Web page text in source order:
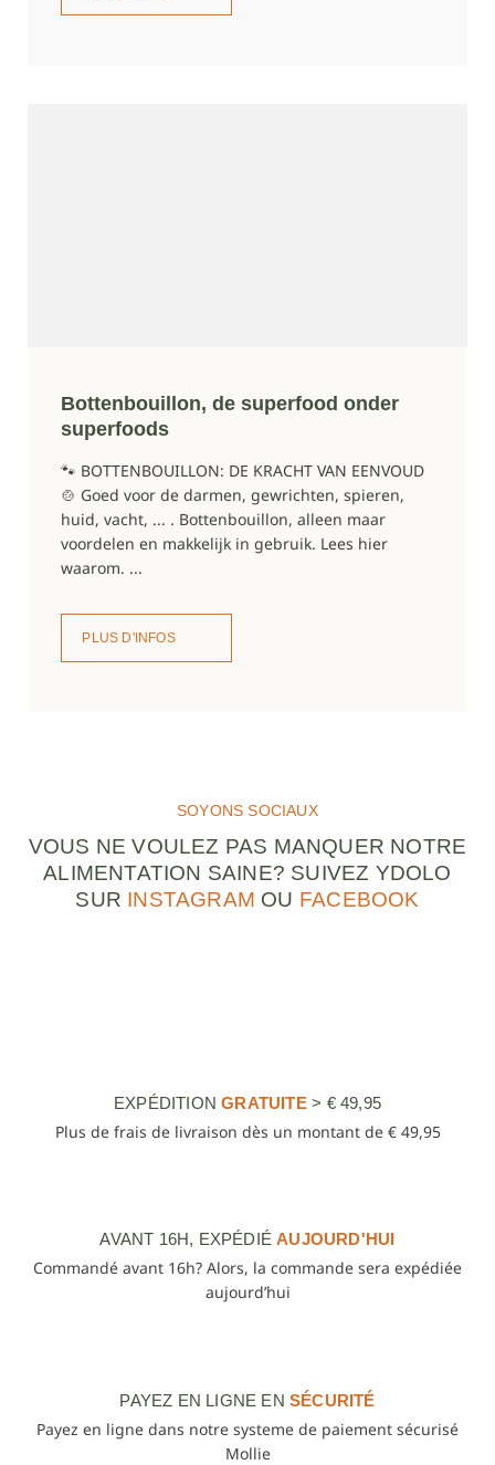
Bottenbouillon, de superfood onder
superfoods
🐾 BOTTENBOUILLON: DE KRACHT VAN EENVOUD
🍲 Goed voor de darmen, gewrichten, spieren,
huid, vacht, ... . Bottenbouillon, alleen maar
voordelen en makkelijk in gebruik. Lees hier
waarom. ...
PLUS D'INFOS
SOYONS SOCIAUX
VOUS NE VOULEZ PAS MANQUER NOTRE
ALIMENTATION SAINE? SUIVEZ YDOLO
SUR INSTAGRAM OU FACEBOOK
EXPÉDITIONGRATUITE> € 49,95
Plus de frais de livraison dès un montant de € 49,95
AVANT 16H, EXPÉDIÉAUJOURD'HUI
Commandé avant 16h? Alors, la commande sera expédiée
aujourd’hui
PAYEZ EN LIGNE EN SÉCURITÉ
Payez en ligne dans notre systeme de paiement sécurisé
Mollie